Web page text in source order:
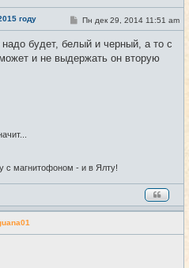
году #29
С
о
б
щ
е
Пн дек 29, 2014 11:51 am
будет, белый и черный, а то с
и не выдержать он вторую
с магнитофоном - и в Ялту!